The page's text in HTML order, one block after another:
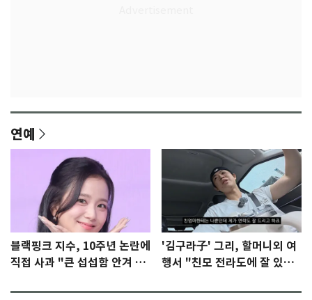
연예
블랙핑크 지수, 10주년 논란에
직접 사과 "큰 섭섭함 안겨 미
'김구라子' 그리, 할머니외 여
행서 "친모 전라도에 잘 있